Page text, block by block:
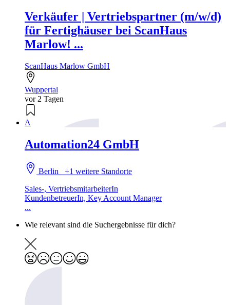
Verkäufer | Vertriebspartner (m/w/d)
für Fertighäuser bei ScanHaus
Marlow! ...
ScanHaus Marlow GmbH
Wuppertal
vor 2 Tagen
A
Automation24 GmbH
Berlin+1 weitere Standorte
Sales-, VertriebsmitarbeiterIn
KundenbetreuerIn, Key Account Manager
...
Wie relevant sind die Suchergebnisse für dich?